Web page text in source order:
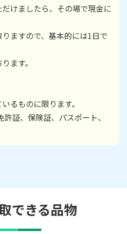
けましたら、その場で現金に
ますので、基本的には1日で
ます。
るものに限ります。
許証、保険証、パスポート、
できる品物